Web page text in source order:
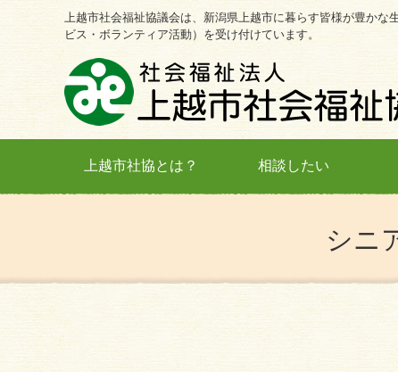
上越市社会福祉協議会は、新潟県上越市に暮らす皆様が豊かな
ビス・ボランティア活動）を受け付けています。
上越市社協とは？ 相談したい
シニ